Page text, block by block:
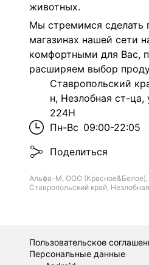
животных.
Мы стремимся сделать
магазинах нашей сети
комфортными для Вас,
расширяем выбор
Ставропольский
н, Незлобная ст-ца,
224Н
Пн-Вс 09:00-22:05
Поделиться
Альфа-М, ООО (Красное&Белое),
Ставропольский край,
Пользовательское
Персональные данные